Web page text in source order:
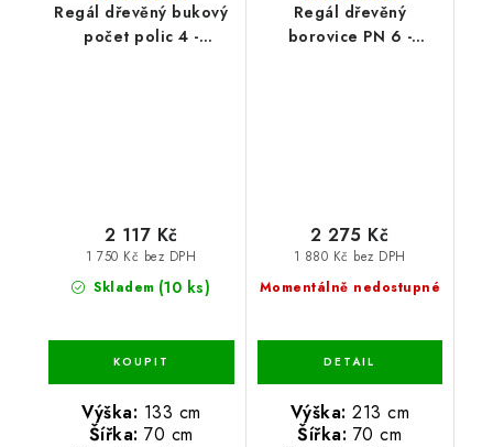
Regál dřevěný bukový
počet polic 4 -
Skladem (10 ks)
1 750 Kč bez DPH
2 117 Kč
Výška: 133 cm
Šířka:70 cm
Regál dřevěný
borovice PN 6 -
Momentálně nedostupné
1 880 Kč bez DPH
2 275 Kč
Výška: 213 cm
Šířka: 70 cm